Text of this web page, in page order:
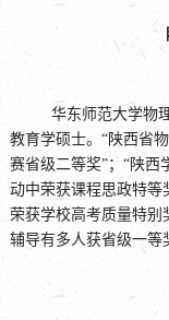
华东师范大学物
教育学硕士。“陕西省
赛省级二等奖”；“陕西
动中荣获课程思政特等
荣获学校高考质量特
辅导有多人获省级一等